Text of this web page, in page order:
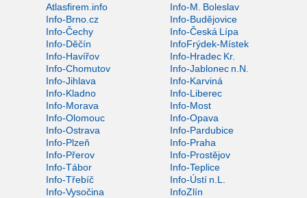
Atlasfirem.info
Info-M. Boleslav
Info-Brno.cz
Info-Budějovice
Info-Čechy
Info-Česká Lípa
Info-Děčín
InfoFrýdek-Místek
Info-Havířov
Info-Hradec Kr.
Info-Chomutov
Info-Jablonec n.N.
Info-Jihlava
Info-Karviná
Info-Kladno
Info-Liberec
Info-Morava
Info-Most
Info-Olomouc
Info-Opava
Info-Ostrava
Info-Pardubice
Info-Plzeň
Info-Praha
Info-Přerov
Info-Prostějov
Info-Tábor
Info-Teplice
Info-Třebíč
Info-Ústí n.L.
Info-Vysočina
InfoZlín